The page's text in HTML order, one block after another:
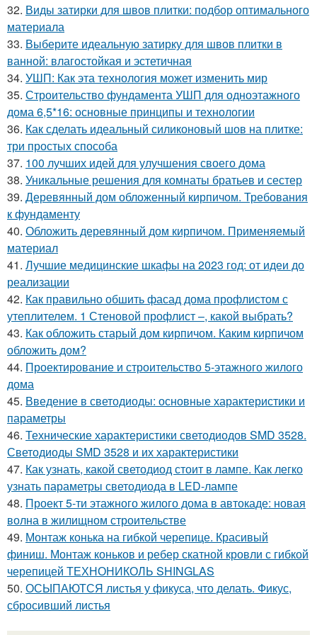
32. Виды затирки для швов плитки: подбор оптимального
материала
33. Выберите идеальную затирку для швов плитки в
ванной: влагостойкая и эстетичная
34. УШП: Как эта технология может изменить мир
35. Строительство фундамента УШП для одноэтажного
дома 6,5*16: основные принципы и технологии
36. Как сделать идеальный силиконовый шов на плитке:
три простых способа
37. 100 лучших идей для улучшения своего дома
38. Уникальные решения для комнаты братьев и сестер
39. Деревянный дом обложенный кирпичом. Требования
к фундаменту
40. Обложить деревянный дом кирпичом. Применяемый
материал
41. Лучшие медицинские шкафы на 2023 год: от идеи до
реализации
42. Как правильно обшить фасад дома профлистом с
утеплителем. 1 Стеновой профлист –, какой выбрать?
43. Как обложить старый дом кирпичом. Каким кирпичом
обложить дом?
44. Проектирование и строительство 5-этажного жилого
дома
45. Введение в светодиоды: основные характеристики и
параметры
46. Технические характеристики светодиодов SMD 3528.
Светодиоды SMD 3528 и их характеристики
47. Как узнать, какой светодиод стоит в лампе. Как легко
узнать параметры светодиода в LED-лампе
48. Проект 5-ти этажного жилого дома в автокаде: новая
волна в жилищном строительстве
49. Монтаж конька на гибкой черепице. Красивый
финиш. Монтаж коньков и ребер скатной кровли с гибкой
черепицей ТЕХНОНИКОЛЬ SHINGLAS
50. ОСЫПАЮТСЯ листья у фикуса, что делать. Фикус,
сбросивший листья